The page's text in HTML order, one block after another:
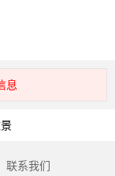
息
联系我们